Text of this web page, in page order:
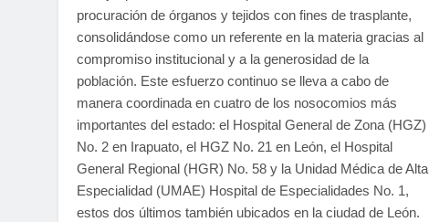
procuración de órganos y tejidos con fines de trasplante,
consolidándose como un referente en la materia gracias al
compromiso institucional y a la generosidad de la
población. Este esfuerzo continuo se lleva a cabo de
manera coordinada en cuatro de los nosocomios más
importantes del estado: el Hospital General de Zona (HGZ)
No. 2 en Irapuato, el HGZ No. 21 en León, el Hospital
General Regional (HGR) No. 58 y la Unidad Médica de Alta
Especialidad (UMAE) Hospital de Especialidades No. 1,
estos dos últimos también ubicados en la ciudad de León.